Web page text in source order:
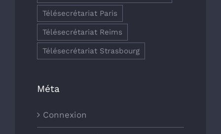
Télésecrétariat Paris
Télésecrétariat Reims
Télésecrétariat Strasbourg
Méta
Connexion